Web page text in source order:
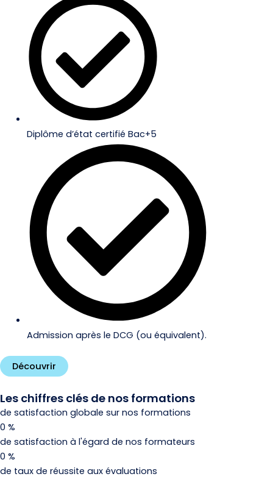
Diplôme d’état certifié Bac+5
Admission après le DCG (ou équivalent).
Découvrir
Les chiffres clés de nos formations
de satisfaction globale sur nos formations
0 %
de satisfaction à l'égard de nos formateurs
0 %
de taux de réussite aux évaluations